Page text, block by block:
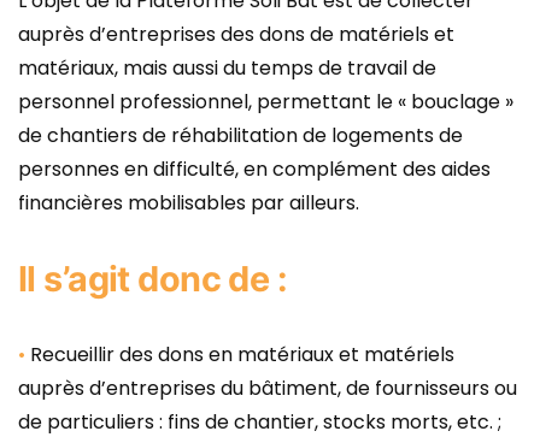
auprès d’entreprises des dons de matériels et
matériaux, mais aussi du temps de travail de
personnel professionnel, permettant le « bouclage »
de chantiers de réhabilitation de logements de
personnes en difficulté, en complément des aides
financières mobilisables par ailleurs.
Il s’agit donc de :
Recueillir des dons en matériaux et matériels
auprès d’entreprises du bâtiment, de fournisseurs ou
de particuliers : fins de chantier, stocks morts, etc. ;